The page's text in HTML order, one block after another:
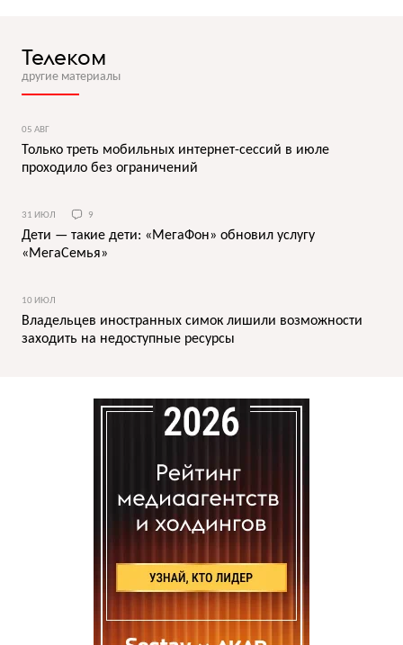
Телеком
другие материалы
05 АВГ
Только треть мобильных интернет-сессий в июле
проходило без ограничений
31 ИЮЛ 9
Дети — такие дети: «МегаФон» обновил услугу
«МегаСемья»
10 ИЮЛ
Владельцев иностранных симок лишили возможности
заходить на недоступные ресурсы